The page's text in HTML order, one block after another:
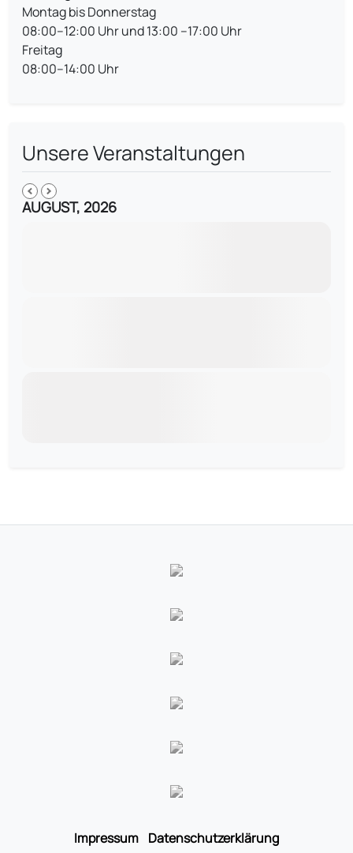
Montag bis Donnerstag
08:00–12:00 Uhr und 13:00 –17:00 Uhr
Freitag
08:00–14:00 Uhr
Unsere Veranstaltungen
AUGUST, 2026
Impressum Datenschutzerklärung